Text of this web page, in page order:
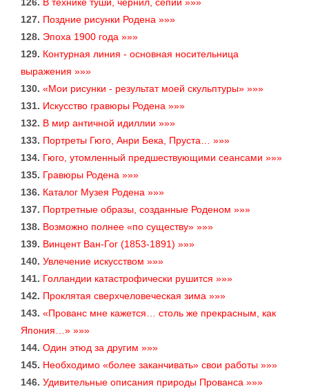
127. Поздние рисунки Родена »»»
128. Эпоха 1900 года »»»
129. Контурная линия - основная носительница
выражения »»»
130. «Мои рисунки - результат моей скульптуры» »»»
131. Искусство гравюры Родена »»»
132. В мир античной идиллии »»»
133. Портреты Гюго, Анри Бека, Пруста… »»»
134. Гюго, утомленный предшествующими сеансами »»»
135. Гравюры Родена »»»
136. Каталог Музея Родена »»»
137. Портретные образы, созданные Роденом »»»
138. Возможно полнее «по существу» »»»
139. Винцент Ван-Гог (1853-1891) »»»
140. Увлечение искусством »»»
141. Голландии катастрофически рушится »»»
142. Проклятая сверхчеловеческая зима »»»
143. «Прованс мне кажется… столь же прекрасным, как
Япония…» »»»
144. Один этюд за другим »»»
145. Необходимо «более заканчивать» свои работы »»»
146. Удивительные описания природы Прованса »»»